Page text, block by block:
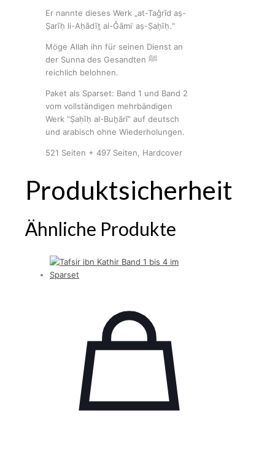
Er nannte dieses Werk „at-Taǧrīd aṣ-
Ṣarīḥ li-Aḥādīṯ al-Ǧāmiʿ aṣ-Ṣaḥīḥ.“
Möge Allah ihn für seinen Dienst an
der Sunna des Gesandten ﷺ
reichlich belohnen.
Paket als Sparset: Band 1 und Band 2
vom vollständigen mehrbändigen
Werk “Ṣaḥīḥ al-Buḫārī” auf deutsch
und arabisch ohne Wiederholungen.
521 Seiten + 497 Seiten, Hardcover
Produktsicherheit
Ähnliche Produkte